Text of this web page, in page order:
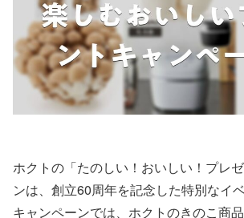
ホクトの「たのしい！おいしい！プレ
ンは、創立60周年を記念した特別なイ
キャンペーンでは、ホクトのきのこ商